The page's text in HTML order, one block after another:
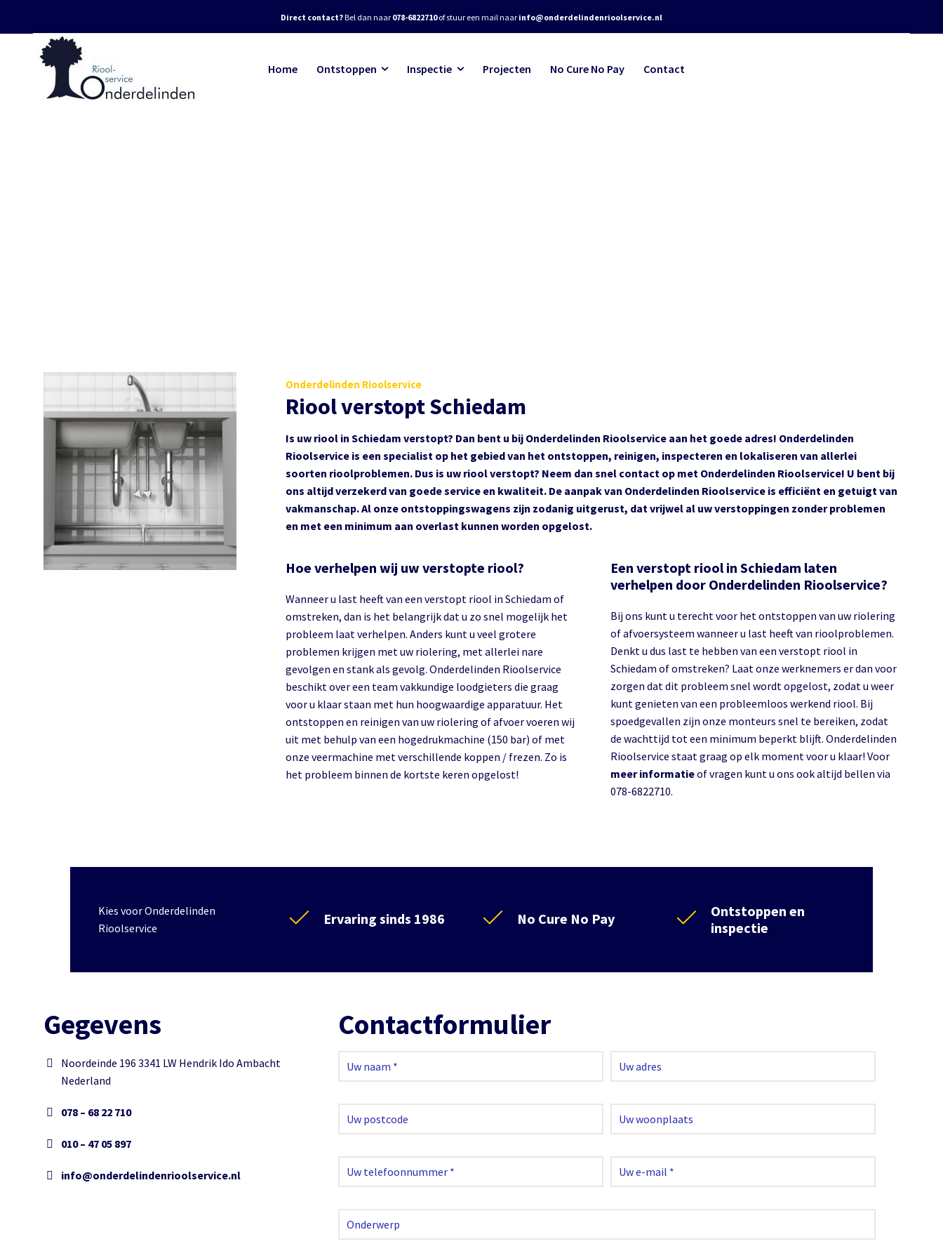
Direct contact?Bel dan naar 078-6822710of stuur een mail naar info@onderdelindenrioolservice.nl
Home Ontstoppen Inspectie Projecten No Cure No Pay Contact
Onderdelinden Rioolservice
Riool verstopt Schiedam
Is uw riool in Schiedam verstopt? Dan bent u bij Onderdelinden Rioolservice aan het goede adres! Onderdelinden
Rioolservice is een specialist op het gebied van het ontstoppen, reinigen, inspecteren en lokaliseren van allerlei
soorten rioolproblemen. Dus is uw riool verstopt? Neem dan snel contact op met Onderdelinden Rioolservice! U bent bij
ons altijd verzekerd van goede service en kwaliteit. De aanpak van Onderdelinden Rioolservice is efficiënt en getuigt van
vakmanschap. Al onze ontstoppingswagens zijn zodanig uitgerust, dat vrijwel al uw verstoppingen zonder problemen
en met een minimum aan overlast kunnen worden opgelost.
Hoe verhelpen wij uw verstopte riool?
Wanneer u last heeft van een verstopt riool in Schiedam of
omstreken, dan is het belangrijk dat u zo snel mogelijk het
probleem laat verhelpen. Anders kunt u veel grotere
problemen krijgen met uw riolering, met allerlei nare
gevolgen en stank als gevolg. Onderdelinden Rioolservice
beschikt over een team vakkundige loodgieters die graag
voor u klaar staan met hun hoogwaardige apparatuur. Het
ontstoppen en reinigen van uw riolering of afvoer voeren wij
uit met behulp van een hogedrukmachine (150 bar) of met
onze veermachine met verschillende koppen / frezen. Zo is
het probleem binnen de kortste keren opgelost!
Een verstopt riool in Schiedam laten
verhelpen door Onderdelinden Rioolservice?
Bij ons kunt u terecht voor het ontstoppen van uw riolering
of afvoersysteem wanneer u last heeft van rioolproblemen.
Denkt u dus last te hebben van een verstopt riool in
Schiedam of omstreken? Laat onze werknemers er dan voor
zorgen dat dit probleem snel wordt opgelost, zodat u weer
kunt genieten van een probleemloos werkend riool. Bij
spoedgevallen zijn onze monteurs snel te bereiken, zodat
de wachttijd tot een minimum beperkt blijft. Onderdelinden
Rioolservice staat graag op elk moment voor u klaar! Voor
meer informatieof vragen kunt u ons ook altijd bellen via
078-6822710.
Kies voor Onderdelinden
Rioolservice
Ervaring sinds 1986 No Cure No Pay
Ontstoppen en
inspectie
Gegevens
Noordeinde 196 3341 LW Hendrik Ido Ambacht
Nederland
078 – 68 22 710
010 – 47 05 897
info@onderdelindenrioolservice.nl
Contactformulier